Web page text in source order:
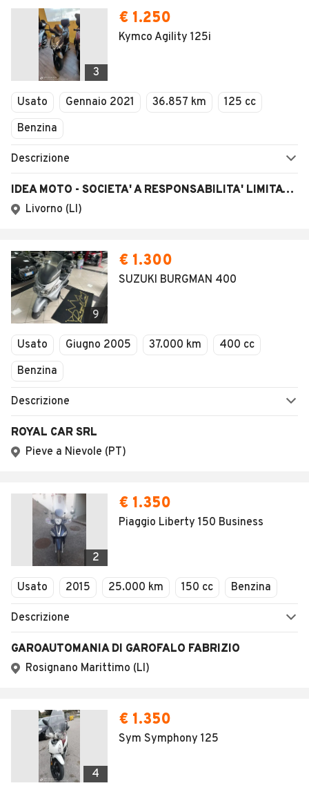
3
€ 1.250
Kymco Agility 125i
Usato Gennaio 2021 36.857 km
125 cc
Benzina
Descrizione
IDEA MOTO - SOCIETA' A RESPONSABILITA' LIMITATA SEMPLIFICATA
Livorno (LI)
9
€ 1.300
SUZUKI BURGMAN 400
Usato Giugno 2005 37.000 km
400 cc
Benzina
Descrizione
ROYAL CAR SRL
Pieve a Nievole (PT)
2
€ 1.350
Piaggio Liberty 150 Business
Usato 2015 25.000 km 150 cc Benzina
Descrizione
GAROAUTOMANIA DI GAROFALO FABRIZIO
Rosignano Marittimo (LI)
4
€ 1.350
Sym Symphony 125